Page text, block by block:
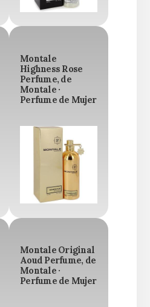
Montale
Highness Rose
Perfume, de
Montale ·
Perfume de Mujer
Montale Original
Aoud Perfume, de
Montale ·
Perfume de Mujer